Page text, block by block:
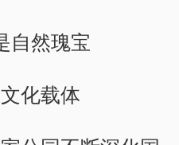
自然瑰宝
化载体